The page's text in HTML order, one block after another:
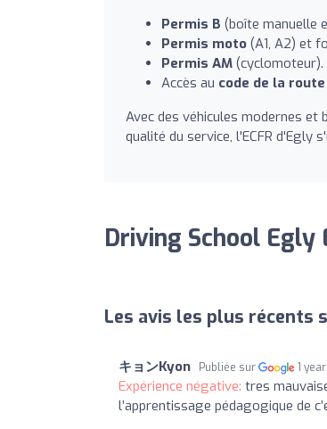
Permis B (boîte manuelle
Permis moto (A1, A2) et
Permis AM (cyclomoteur).
Accès au code de la
Avec des véhicules modernes
qualité du service, l'ECFR d'Egly
Driving School Egly
Les avis les plus récents
キョンKyon Publiée sur 1
Expérience négative: tres
l’apprentissage pédagogique de